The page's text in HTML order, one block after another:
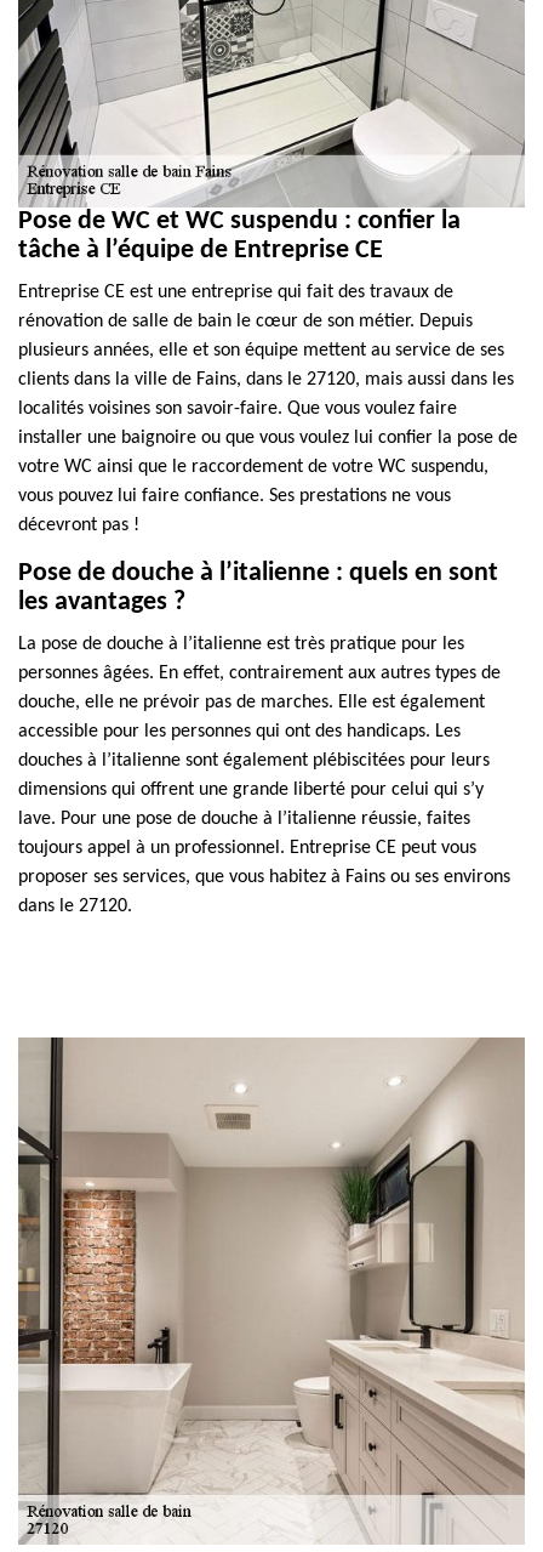
Pose de WC et WC suspendu : confier la
tâche à l’équipe de Entreprise CE
Entreprise CE est une entreprise qui fait des travaux de
rénovation de salle de bain le cœur de son métier. Depuis
plusieurs années, elle et son équipe mettent au service de ses
clients dans la ville de Fains, dans le 27120, mais aussi dans les
localités voisines son savoir-faire. Que vous voulez faire
installer une baignoire ou que vous voulez lui confier la pose de
votre WC ainsi que le raccordement de votre WC suspendu,
vous pouvez lui faire confiance. Ses prestations ne vous
décevront pas !
Pose de douche à l’italienne : quels en sont
les avantages ?
La pose de douche à l’italienne est très pratique pour les
personnes âgées. En effet, contrairement aux autres types de
douche, elle ne prévoir pas de marches. Elle est également
accessible pour les personnes qui ont des handicaps. Les
douches à l’italienne sont également plébiscitées pour leurs
dimensions qui offrent une grande liberté pour celui qui s’y
lave. Pour une pose de douche à l’italienne réussie, faites
toujours appel à un professionnel. Entreprise CE peut vous
proposer ses services, que vous habitez à Fains ou ses environs
dans le 27120.